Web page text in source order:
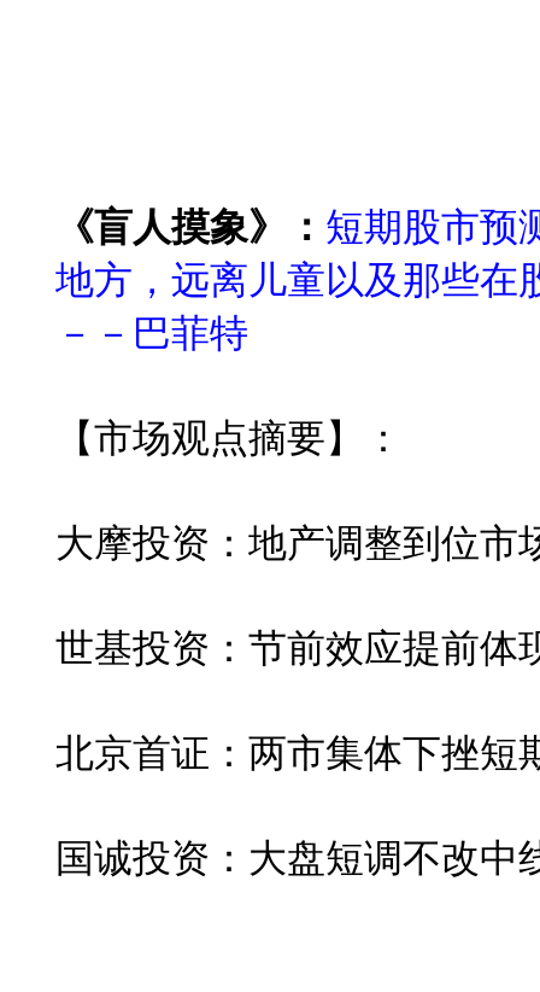
《盲人摸象》： 短期股市预
地方，远离儿童以及那些在
－－巴菲特
【市场观点摘要】：
大摩投资：地产调整到位市
世基投资：节前效应提前体
北京首证：两市集体下挫短
国诚投资：大盘短调不改中